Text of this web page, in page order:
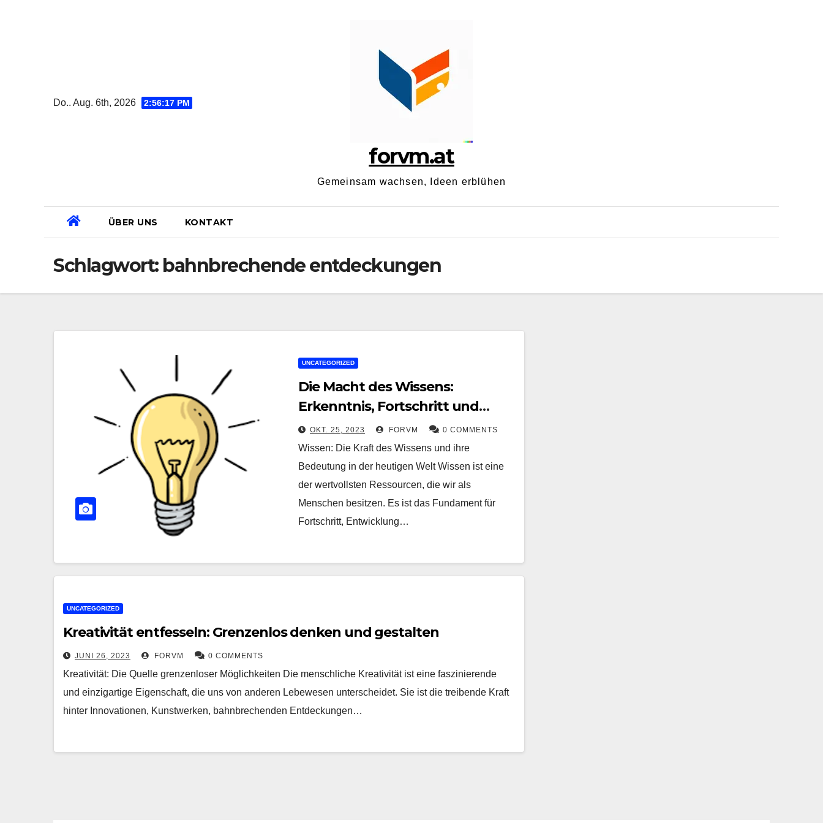
Do.. Aug. 6th, 2026 2:56:18 PM
forvm.at
Gemeinsam wachsen, Ideen erblühen
ÜBER UNS KONTAKT
Schlagwort: bahnbrechende entdeckungen
UNCATEGORIZED
Die Macht des Wissens:
Erkenntnis, Fortschritt und
Veränderung
OKT. 25, 2023 FORVM 0 COMMENTS
Wissen: Die Kraft des Wissens und ihre
Bedeutung in der heutigen Welt Wissen ist eine
der wertvollsten Ressourcen, die wir als
Menschen besitzen. Es ist das Fundament für
Fortschritt, Entwicklung…
UNCATEGORIZED
Kreativität entfesseln: Grenzenlos denken und gestalten
JUNI 26, 2023 FORVM 0 COMMENTS
Kreativität: Die Quelle grenzenloser Möglichkeiten Die menschliche Kreativität ist eine faszinierende
und einzigartige Eigenschaft, die uns von anderen Lebewesen unterscheidet. Sie ist die treibende Kraft
hinter Innovationen, Kunstwerken, bahnbrechenden Entdeckungen…